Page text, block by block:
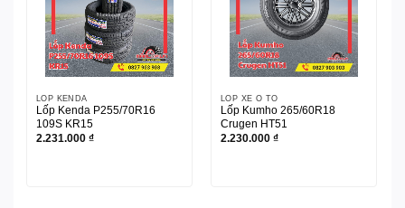
LỐP KENDA
Lốp Kenda P255/70R16
109S KR15
2.231.000 ₫
LỐP XE Ô TÔ
Lốp Kumho 265/60R18
Crugen HT51
2.230.000 ₫